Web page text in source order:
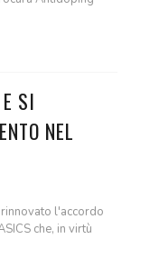
SI
NEL
l'accordo
che, in virtù